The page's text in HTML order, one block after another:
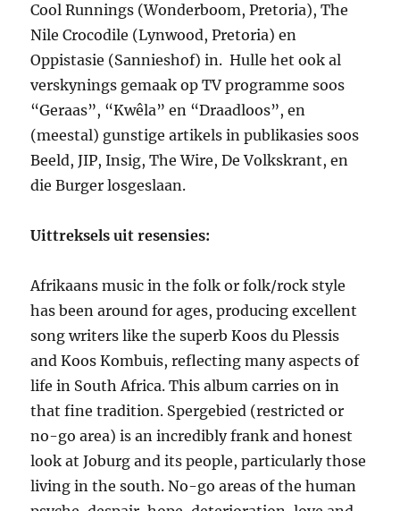
Cool Runnings (Wonderboom, Pretoria), The
Nile Crocodile (Lynwood, Pretoria) en
Oppistasie (Sannieshof) in. Hulle het ook al
verskynings gemaak op TV programme soos
“Geraas”, “Kwêla” en “Draadloos”, en
(meestal) gunstige artikels in publikasies soos
Beeld, JIP, Insig, The Wire, De Volkskrant, en
die Burger losgeslaan.
Uittreksels uit resensies:
Afrikaans music in the folk or folk/rock style
has been around for ages, producing excellent
song writers like the superb Koos du Plessis
and Koos Kombuis, reflecting many aspects of
life in South Africa. This album carries on in
that fine tradition. Spergebied (restricted or
no-go area) is an incredibly frank and honest
look at Joburg and its people, particularly those
living in the south. No-go areas of the human